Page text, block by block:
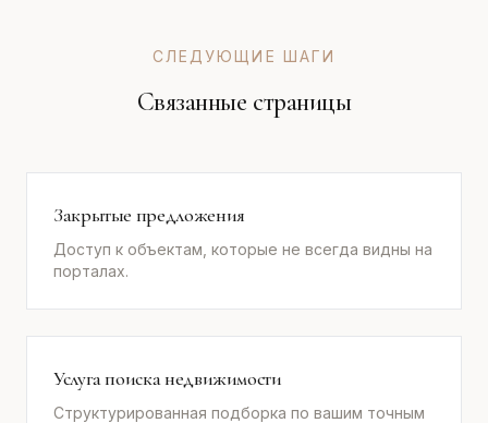
СЛЕДУЮЩИЕ ШАГИ
Связанные страницы
Закрытые предложения
Доступ к объектам, которые не всегда видны на
порталах.
Услуга поиска недвижимости
Структурированная подборка по вашим точным